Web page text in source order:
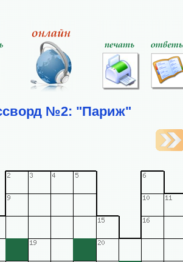
№2: "Париж"